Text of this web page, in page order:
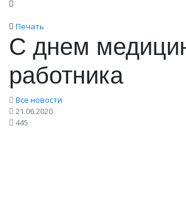
Печать
С днем
работника
Все новости
21.06.2020
445